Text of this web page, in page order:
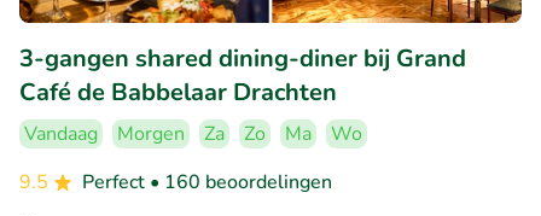
3-gangen shared dining-diner bij Grand
Café de Babbelaar Drachten
Vandaag Morgen Za Zo Ma
Wo
9.5
Perfect • 160 beoordelingen